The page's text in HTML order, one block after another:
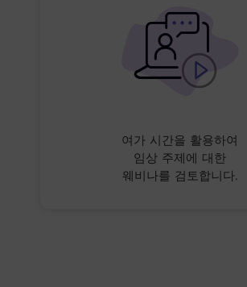
여가 시간을 활용하여
임상 주제에 대한
웨비나를 검토합니다.